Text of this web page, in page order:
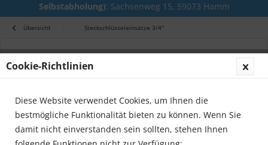
Selbstabholung): Sachsenweg 15, 59073 Hamm
Übersicht Steckschlüsseleinsätze 3/4"
Cookie-Richtlinien
Diese Website verwendet Cookies, um Ihnen die
bestmögliche Funktionalität bieten zu können. Wenn Sie
damit nicht einverstanden sein sollten, stehen Ihnen